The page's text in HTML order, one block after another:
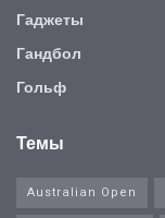
Гаджеты
Гандбол
Гольф
Темы
Australian Open